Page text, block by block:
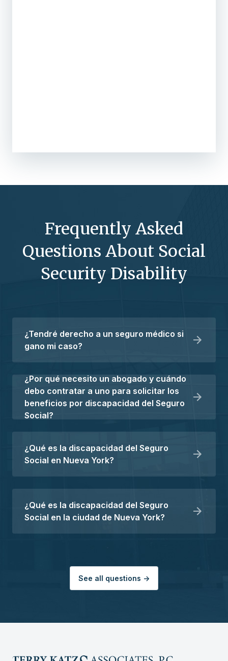
Frequently Asked
Questions About Social
Security Disability
¿Tendré derecho a un seguro médico si
gano mi caso?
¿Por qué necesito un abogado y cuándo
debo contratar a uno para solicitar los
beneficios por discapacidad del Seguro
Social?
¿Qué es la discapacidad del Seguro
Social en Nueva York?
¿Qué es la discapacidad del Seguro
Social en la ciudad de Nueva York?
See all questions ->